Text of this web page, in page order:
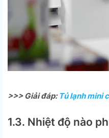
>>> Giải đáp: Tủ lạnh mini
1.3. Nhiệt độ nào